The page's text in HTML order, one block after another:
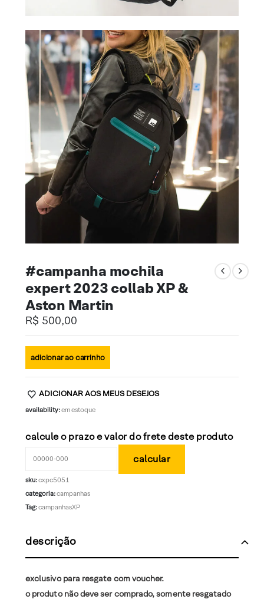
#campanha mochila
expert 2023 collab XP &
Aston Martin
R$ 500,00
adicionar ao carrinho
ADICIONAR AOS MEUS DESEJOS
availability:em estoque
calcule o prazo e valor do frete deste produto
sku:cxpc5051
categoria:campanhas
Tag:campanhasXP
descrição
exclusivo para resgate com voucher.
o produto não deve ser comprado, somente resgatado